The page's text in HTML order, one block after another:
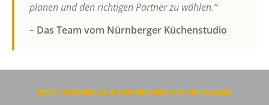
planen und den richtigen Partner zu wählen.“
– Das Team vom Nürnberger Küchenstudio
JETZT KOSTENLOS & UNVERBINDLICH ANFRAGEN: